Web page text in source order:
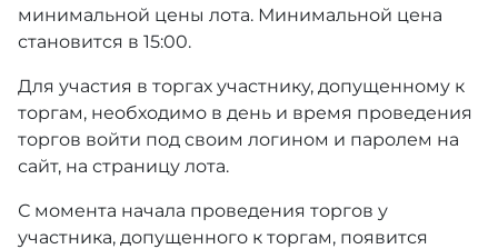
минимальной цены лота. Минимальной цена
становится в 15:00.
Для участия в торгах участнику, допущенному к
торгам, необходимо в день и время проведения
торгов войти под своим логином и паролем на
сайт, на страницу лота.
С момента начала проведения торгов у
участника, допущенного к торгам, появится